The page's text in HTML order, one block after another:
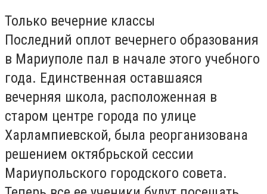
Только вечерние классы
Последний оплот вечернего образования
в Мариуполе пал в начале этого учебного
года. Единственная оставшаяся
вечерняя школа, расположенная в
старом центре города по улице
Харлампиевской, была реорганизована
решением октябрьской сессии
Мариупольского городского совета.